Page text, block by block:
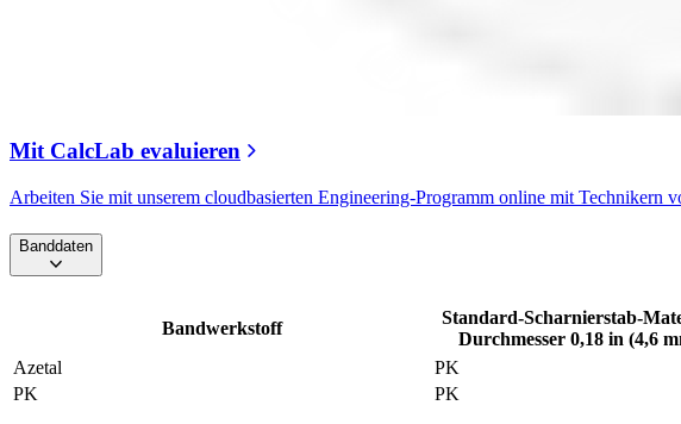
Mit CalcLab evaluieren
Arbeiten Sie mit unserem cloudbasierten Engineering-Programm online mit Technikern
Banddaten
Bandwerkstoff
Standard-Scharnierstab-
Durchmesser 0,18 in (4,6
Azetal
PK
PK
PK